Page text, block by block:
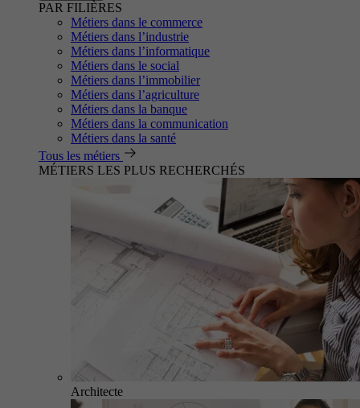
PAR FILIÈRES
Métiers dans le commerce
Métiers dans l’industrie
Métiers dans l’informatique
Métiers dans le social
Métiers dans l’immobilier
Métiers dans l’agriculture
Métiers dans la banque
Métiers dans la communication
Métiers dans la santé
Tous les métiers
MÉTIERS LES PLUS RECHERCHÉS
Architecte